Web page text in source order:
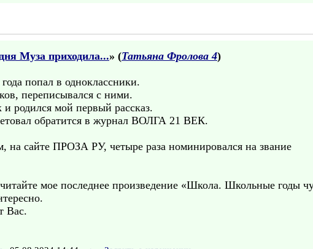
Муза приходила...» (Татьяна Фролова 4)
попал в одноклассники.
переписывался с ними.
родился мой первый рассказ.
обратится в журнал ВОЛГА 21 ВЕК.
на сайте ПРОЗА РУ, четыре раза номинировался на звание
мое последнее произведение «Школа. Школьные годы
Вас.